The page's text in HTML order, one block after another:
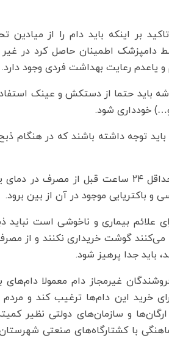
بر اینکه باید ️دام را از میادین
دامپزشک اطمینان حاصل کرد در
و یاعدم رعایت بهداشت فردی وجود دارد.
باید حتما از دستکش و عینک
خودداری شود.
توجه داشته باشند که در هنگام
سلیمانی تصریح کرد: گوشت تازه ذبح شده باید حداقل ۲۴
و باکتریایی موجود در آن از بین برود.
علائم بیماری و ناخوشی است نباید
می‌کنند گوشت خریداری نکنند و ️از
باید جدا پرهیز شود.
غیرمجاز دام معمولا دام‌های
خرید این دام‌ها ترغیب کند و مردم
و سازمان‌های دولتی نظیر
با کشتارگاه‌های صنعتی